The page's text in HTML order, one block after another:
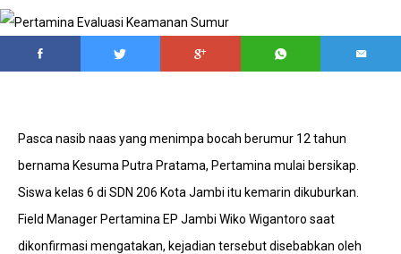
Pasca nasib naas yang menimpa bocah berumur 12 tahun
bernama Kesuma Putra Pratama, Pertamina mulai bersikap.
Siswa kelas 6 di SDN 206 Kota Jambi itu kemarin dikuburkan.
Field Manager Pertamina EP Jambi Wiko Wigantoro saat
dikonfirmasi mengatakan, kejadian tersebut disebabkan oleh